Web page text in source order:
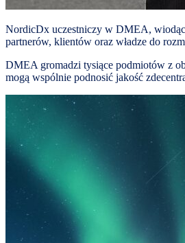
NordicDx uczestniczy w DMEA,
partnerów, klientów oraz władze do
DMEA gromadzi tysiące podmiotów z
mogą wspólnie podnosić jakość